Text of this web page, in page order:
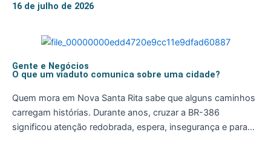
16 de julho de 2026
Gente e Negócios
O que um viaduto comunica sobre uma cidade?
Quem mora em Nova Santa Rita sabe que alguns caminhos
carregam histórias. Durante anos, cruzar a BR-386
significou atenção redobrada, espera, insegurança e para...